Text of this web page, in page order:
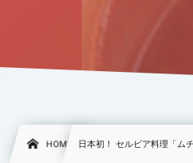
HOME 日本初！ セルビア料理「ム